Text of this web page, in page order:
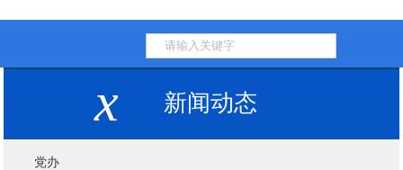
x 新闻动态
党办